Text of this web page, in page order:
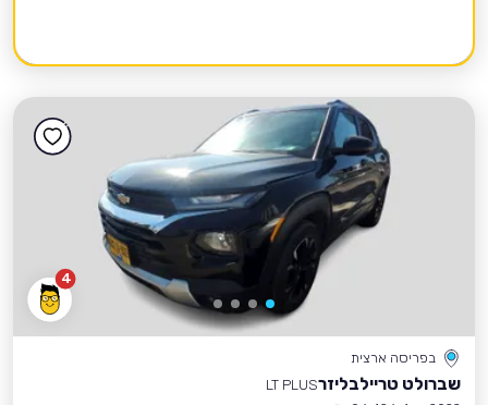
4
בפריסה ארצית
שברולט טריילבליזרLT PLUS